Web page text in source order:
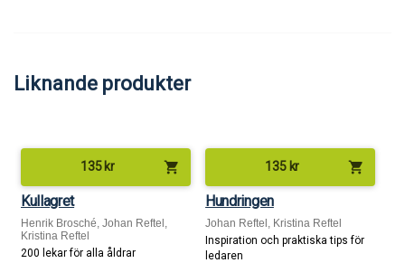
Liknande produkter
135 kr shopping_cart
Kullagret
Henrik Brosché, Johan Reftel,
Kristina Reftel
200 lekar för alla åldrar
135 kr shopping_cart
Hundringen
Johan Reftel, Kristina Reftel
Inspiration och praktiska tips för
ledaren